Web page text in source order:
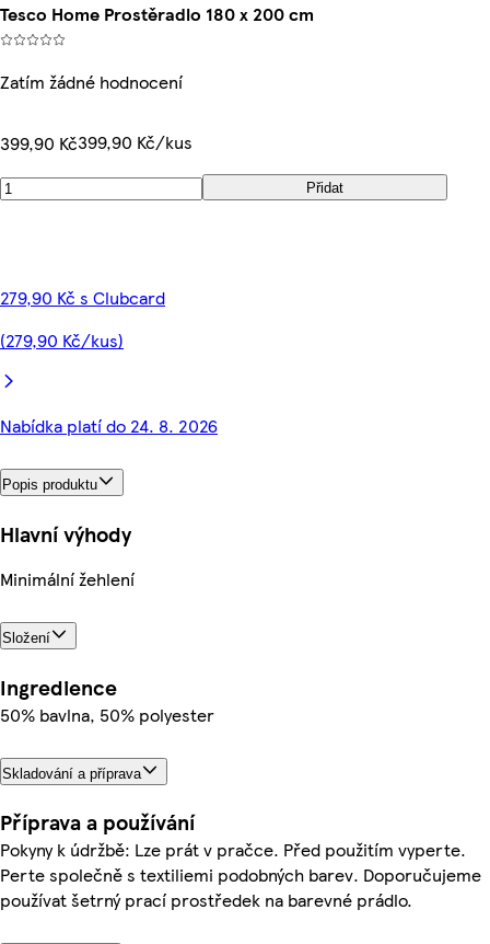
Tesco Home Prostěradlo 180 x 200 cm
Zatím žádné hodnocení
399,90 Kč399,90 Kč/kus
Přidat
279,90 Kč s Clubcard
(279,90 Kč/kus)
Nabídka platí do 24. 8. 2026
Popis produktu
Hlavní výhody
Minimální žehlení
Složení
Ingredience
50% bavlna, 50% polyester
Skladování a příprava
Příprava a používání
Pokyny k údržbě: Lze prát v pračce. Před použitím vyperte.
Perte společně s textiliemi podobných barev. Doporučujeme
používat šetrný prací prostředek na barevné prádlo.